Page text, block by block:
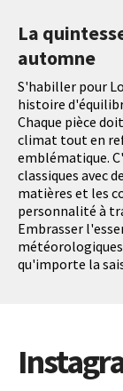
La
automne
S'habiller pour
histoire
Chaque pièce
climat tout en
emblématique.
classiques avec
matières et les
personnalité à
Embrasser
qu'importe la